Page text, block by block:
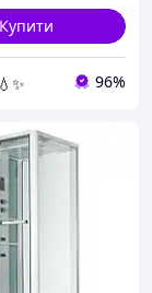
Купити
96%